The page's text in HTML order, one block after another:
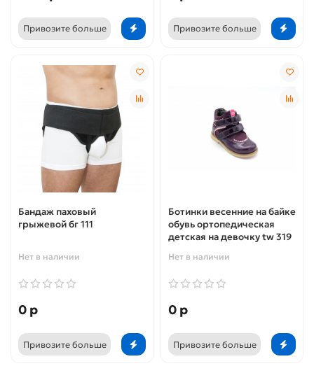
Привозите больше Привозите больше
Бандаж паховый
грыжевой бг 111
Нет в наличии
0 р
Привозите больше
Ботинки весенние на байке
обувь ортопедическая
детская на девочку tw 319
Нет в наличии
0 р
Привозите больше